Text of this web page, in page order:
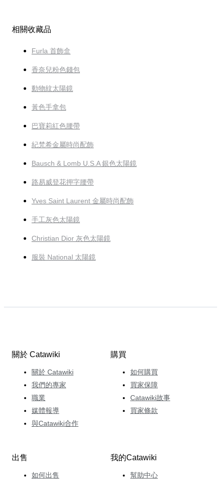
相關收藏品
Furla 首飾盒
香奈兒粉色錢包
動物紋太陽鏡
黃色手拿包
巴寶莉紅色腰帶
紀梵希金屬時尚配飾
Bausch & Lomb U.S.A 銀色太陽鏡
路易威登花押字腰帶
Yves Saint Laurent 金屬時尚配飾
手工灰色太陽鏡
Christian Dior 灰色太陽鏡
服裝 National 太陽鏡
關於 Catawiki
關於 Catawiki
我們的專家
職業
媒體報導
與Catawiki合作
購買
如何購買
買家保障
Catawiki故事
買家條款
出售
如何出售
我的Catawiki
幫助中心